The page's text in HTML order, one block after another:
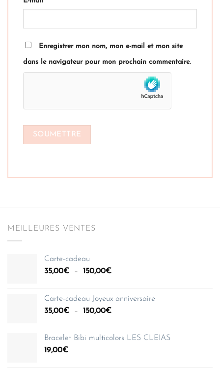
Enregistrer mon nom, mon e-mail et mon site
dans le navigateur pour mon prochain commentaire.
MEILLEURES VENTES
Carte-cadeau
35,00€ – 150,00€Plage
35,00€
à
Carte-cadeau Joyeux anniversaire
35,00€ – 150,00€Plage
35,00€
Bracelet Bibi multicolors LES CLEIAS
19,00€